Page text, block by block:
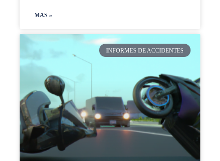
MAS »
INFORMES DE ACCIDENTES